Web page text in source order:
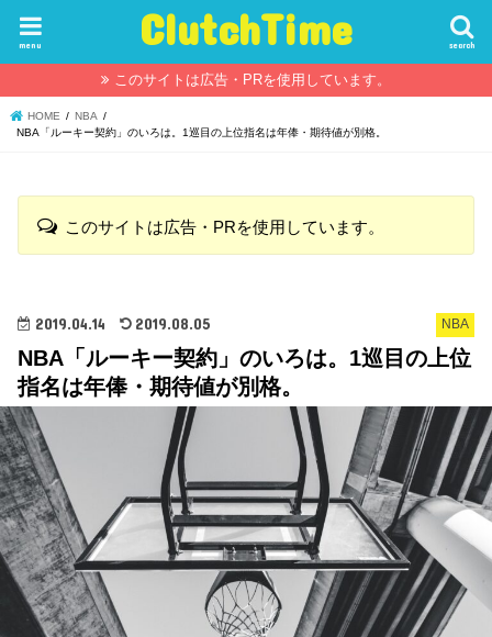
ClutchTime search
menu
このサイトは広告・PRを使用しています。
HOME
NBA
NBA「ルーキー契約」のいろは。1巡目の上位指名は年俸・期待値が別格。
このサイトは広告・PRを使用しています。
NBA
2019.04.14 2019.08.05
NBA「ルーキー契約」のいろは。1巡目の上位
指名は年俸・期待値が別格。